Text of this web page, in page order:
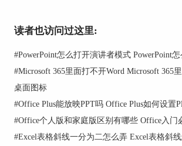
读者也访问过这里:
#PowerPoint怎么打开演讲者模式 PowerPoint
#Microsoft 365里面打不开Word Microsoft 365
桌面图标
#Office Plus能放映PPT吗 Office Plus如何设置
#Office个人版和家庭版区别有哪些 Office入门
#Excel表格斜线一分为二怎么弄 Excel表格斜